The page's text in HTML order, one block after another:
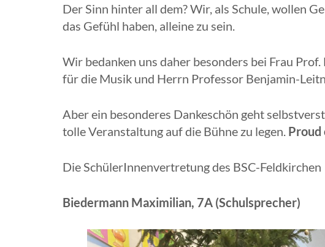
Der Sinn hinter all dem? Wir, als Schule, wollen
das Gefühl haben, alleine zu sein.
Wir bedanken uns daher besonders bei Frau
für die Musik und Herrn Professor Benjamin-
Aber ein besonderes Dankeschön geht
tolle Veranstaltung auf die Bühne zu legen. Proud
Die SchülerInnenvertretung des BSC-Feldkirchen
Biedermann Maximilian, 7A (Schulsprecher)